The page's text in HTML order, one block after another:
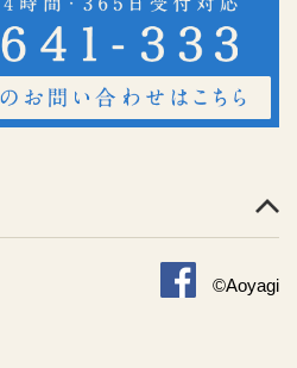
©Aoyagi